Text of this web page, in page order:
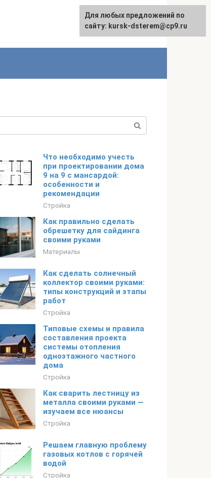
English
Что необходимо учесть
при проектировании дома
9 на 9 с мансардой:
особенности и
рекомендации
Стройка
Как правильно сделать
обрешетку для сайдинга
своими руками
Материалы
Как сделать солнечный
коллектор своими руками:
типы конструкций и этапы
работ
Стройка
Типовые схемы и правила
составления проекта
системы отопления
одноэтажного частного
дома
Стройка
Как сварить лестницу из
металла своими руками —
изучаем все нюансы
Стройка
Решаем главную проблему
газовых котлов с горячей
водой
Стройка
Для любых предложений по
сайту: kursk-dsterem@cp9.ru